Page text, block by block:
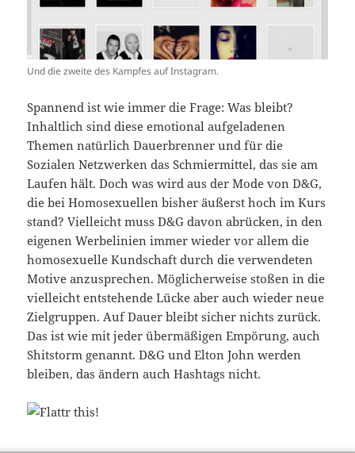
Und die zweite des Kampfes auf Instagram.
Spannend ist wie immer die Frage: Was bleibt?
Inhaltlich sind diese emotional aufgeladenen
Themen natürlich Dauerbrenner und für die
Sozialen Netzwerken das Schmiermittel, das sie am
Laufen hält. Doch was wird aus der Mode von D&G,
die bei Homosexuellen bisher äußerst hoch im Kurs
stand? Vielleicht muss D&G davon abrücken, in den
eigenen Werbelinien immer wieder vor allem die
homosexuelle Kundschaft durch die verwendeten
Motive anzusprechen. Möglicherweise stoßen in die
vielleicht entstehende Lücke aber auch wieder neue
Zielgruppen. Auf Dauer bleibt sicher nichts zurück.
Das ist wie mit jeder übermäßigen Empörung, auch
Shitstorm genannt. D&G und Elton John werden
bleiben, das ändern auch Hashtags nicht.